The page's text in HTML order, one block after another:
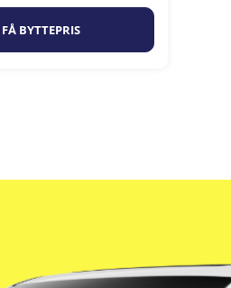
FÅ BYTTEPRIS